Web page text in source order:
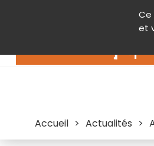
Ce
et
Contenu
Accueil > Actualités >